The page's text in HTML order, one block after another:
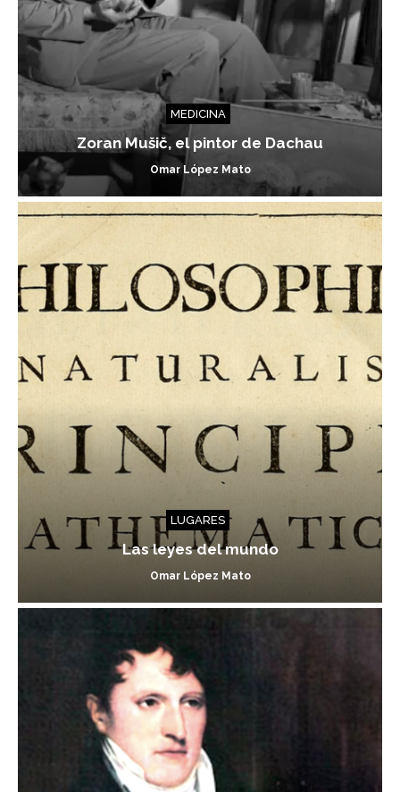
MEDICINA
Zoran Mušič, el pintor de Dachau
Omar López Mato
LUGARES
Las leyes del mundo
Omar López Mato